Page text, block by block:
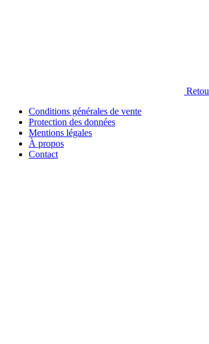
Conditions générales de vente
Protection des données
Mentions légales
À propos
Contact